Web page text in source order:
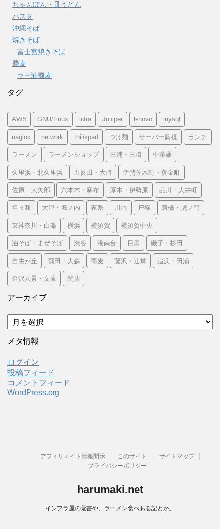
ちゃんぽん・皿うどん
パスタ
沖縄そば
焼きそば
富士宮焼きそば
蕎麦
ラー油蕎麦
タグ
AWS GNU/Linux infra Juniper lenovo mysql
nagios network thinkpad つけ麺 サーバー監視 ランチ
ラーメン ラーメンショップ 三浦・三崎 中華麺
久里浜・北久里浜 五反田・大崎 伊勢佐木町・黄金町
佐原・大矢部 六本木・麻布 厚木・伊勢原 品川・大井町
坦々麺 大津・堀ノ内 家系 川崎 戸塚 新橋・虎ノ門
東神奈川・白楽 横浜 横須賀 横須賀中央
油そば・まぜそば 渋谷 港南台 目黒 磯子・杉田
自由が丘 蒲田・大森 蕎麦 藤沢・辻堂 追浜・田浦
金沢八景・文庫 閉店
アーカイブ
ア
ー
カ
ブ
メタ情報
ログイン
投稿フィード
コメントフィード
WordPress.org
アフィリエイト情報開示 このサイト
サイトマップ
プライバシーポリシー
harumaki.net
インフラ屋の覚書や、ラーメン食べある記とか。